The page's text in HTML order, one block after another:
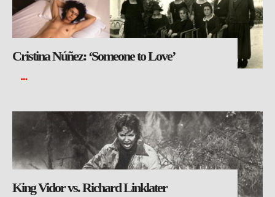
Cristina Núñez: ‘Someone to Love’
King Vidor vs. Richard Linklater